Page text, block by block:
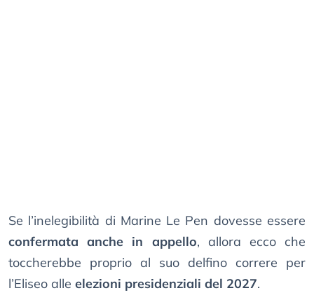
Se l’inelegibilità di Marine Le Pen dovesse essere
confermata anche in appello, allora ecco che
toccherebbe proprio al suo delfino correre per
l’Eliseo alle elezioni presidenziali del 2027.